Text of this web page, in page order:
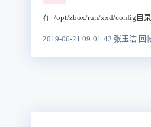
在 /opt/zbox/run/xxd/config目
2019-06-21 09:01:42 张玉洁 回